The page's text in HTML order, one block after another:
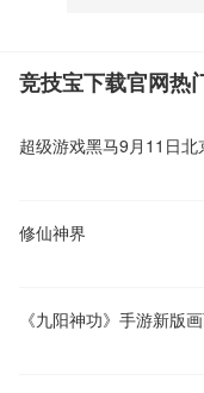
竞技宝下载官网热
超级游戏黑马9月11日
修仙神界